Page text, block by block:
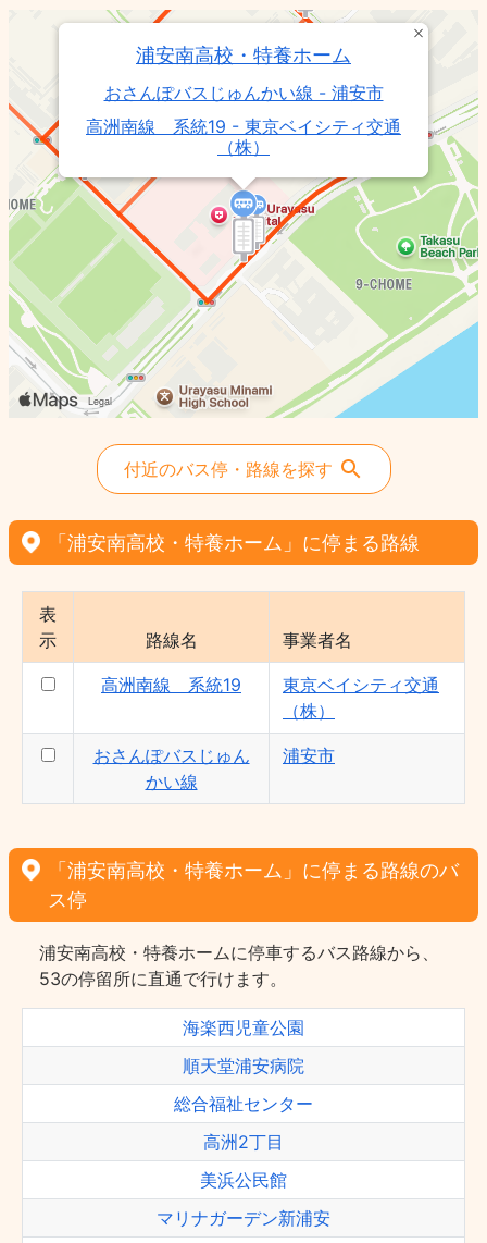
浦安南高校・特養ホーム
おさんぽバスじゅんかい線 - 浦安市
高洲南線 系統19 - 東京ベイシティ交通
（株）
付近のバス停・路線を探す
「浦安南高校・特養ホーム」に停まる路線
表
示
路線名 事業者名
高洲南線 系統19
東京ベイシティ交通
（株）
おさんぽバスじゅん
かい線
浦安市
「浦安南高校・特養ホーム」に停まる路線のバ
ス停
浦安南高校・特養ホームに停車するバス路線から、
53の停留所に直通で行けます。
海楽西児童公園
順天堂浦安病院
総合福祉センター
高洲2丁目
美浜公民館
マリナガーデン新浦安